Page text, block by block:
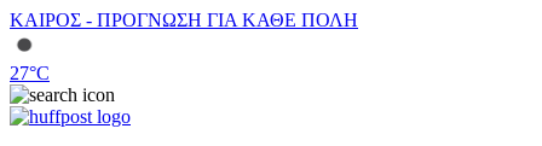
ΚΑΙΡΟΣ - ΠΡΟΓΝΩΣΗ ΓΙΑ ΚΑΘΕ ΠΟΛΗ
27°C